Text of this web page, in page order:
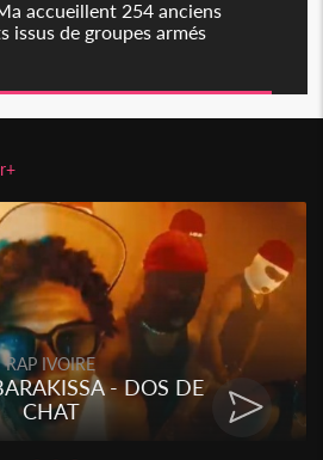
accueillent 254 anciens
issus de groupes armés
RAP IVOIRE
- DOS DE
CHAT